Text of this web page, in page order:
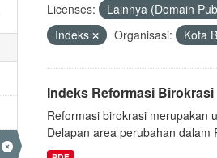
Licenses: Lainnya (Domain
Indeks
Organisasi: Kota
Indeks Reformasi
Reformasi birokrasi merupakan
Delapan area perubahan dalam